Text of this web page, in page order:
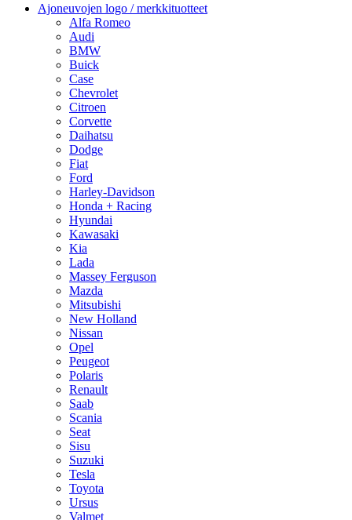
Ajoneuvojen logo / merkkituotteet
Alfa Romeo
Audi
BMW
Buick
Case
Chevrolet
Citroen
Corvette
Daihatsu
Dodge
Fiat
Ford
Harley-Davidson
Honda + Racing
Hyundai
Kawasaki
Kia
Lada
Massey Ferguson
Mazda
Mitsubishi
New Holland
Nissan
Opel
Peugeot
Polaris
Renault
Saab
Scania
Seat
Sisu
Suzuki
Tesla
Toyota
Ursus
Valmet